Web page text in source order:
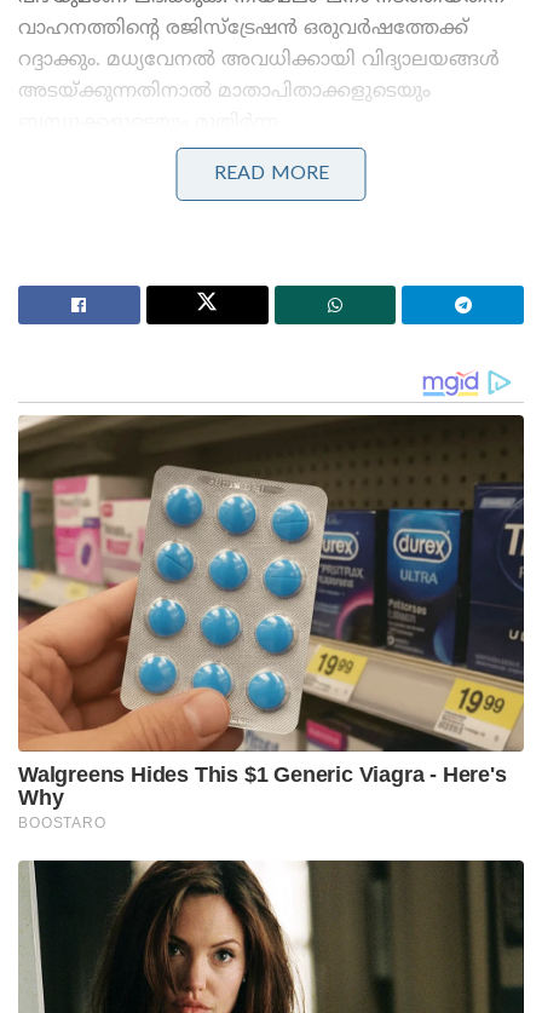
വാഹനത്തിന്റെ രജിസ്‌ട്രേഷൻ ഒരുവർഷത്തേക്ക്
റദ്ദാക്കും. മധ്യവേനൽ അവധിക്കായി വിദ്യാലയങ്ങൾ
അടയ്ക്കുന്നതിനാൽ മാതാപിതാക്കളുടെയും
സുഹൃത്തുക്കളുടെയുമൊക്കെ പേരിലുള്ള
വാഹനവുമായി കുട്ടി ഡ്രൈവർമാർ റോഡിലിറങ്ങാൻ
Stories you may like
ചെന്നിത്തല!
‘വടക്കൻ ജില്ലകളിൽ പ്രളയസമാന സാഹചര്യം; 4
ജില്ലകളിൽ റെഡ് അലർട്ട്!’: ബംഗാൾ ഉൾക്കടലിൽ
ന്യൂനമർദ്ദ സാദ്ധ്യത; കടലിൽ പോകരുതെന്ന് നിർദ്ദേശം!
കേന്ദ്ര ഹൈവേ ഗതാഗത മന്ത്രാലയം പ്രസിദ്ധീകരിച്ച
കണക്കുകൾ പ്രകാരം 2019 ൽ 11,168
പ്രായപൂർത്തിയാകാത്ത കുട്ടികളാണ് നിരത്തിൽ
കൊല്ലപ്പെട്ടതെന്ന് എംവിഡി ചൂണ്ടിക്കാട്ടുന്നു. 2019-ൽ
മോട്ടോർ വാഹനം നിയമം സമഗ്രമായി
പരിഷ്‌കരിച്ചപ്പോൾ ഏറ്റവും കഠിനമായ ശിക്ഷ
ജുവനൈൽ ഡ്രൈവിങ്ങിന് ഏർപ്പെടുത്തിയത്
ഇക്കാരണംകൊണ്ടാണ്. എന്നാൽ സാധാരണ
ജനങ്ങൾക്ക് അതിന്റെ ഗൗരവം ഇനിയും
ഇതാണെന്നും എംവിഡി കൂട്ടിച്ചേർത്തു.
Tags: MVD
READ MORE